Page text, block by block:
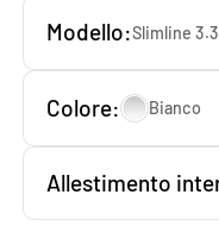
Modello:Slimline
Colore: Bianco
Allestimento